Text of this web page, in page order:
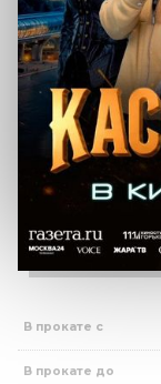
В прокате с
В прокате до